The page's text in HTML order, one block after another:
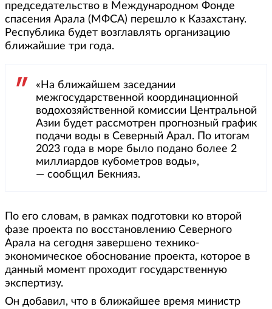
председательство в Международном Фонде
спасения Арала (МФСА) перешло к Казахстану.
Республика будет возглавлять организацию
ближайшие три года.
«На ближайшем заседании
межгосударственной координационной
водохозяйственной комиссии Центральной
Азии будет рассмотрен прогнозный график
подачи воды в Северный Арал. По итогам
2023 года в море было подано более 2
миллиардов кубометров воды»,
— сообщил Бекнияз.
По его словам, в рамках подготовки ко второй
фазе проекта по восстановлению Северного
Арала на сегодня завершено технико-
экономическое обоснование проекта, которое в
данный момент проходит государственную
экспертизу.
Он добавил, что в ближайшее время министр